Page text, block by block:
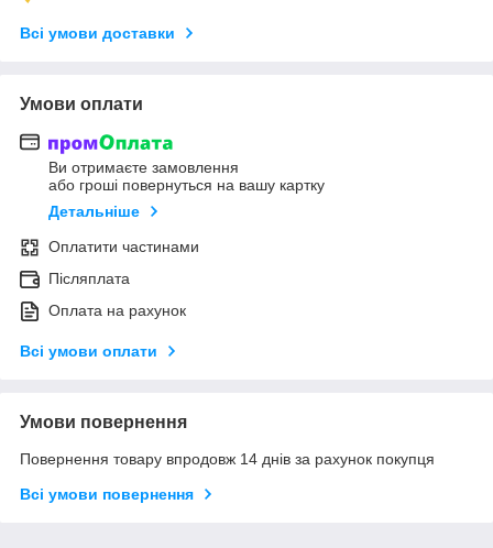
Всі умови доставки
Умови оплати
Ви отримаєте замовлення
або гроші повернуться на вашу картку
Детальніше
Оплатити частинами
Післяплата
Оплата на рахунок
Всі умови оплати
Умови повернення
Повернення товару впродовж 14 днів за рахунок покупця
Всі умови повернення